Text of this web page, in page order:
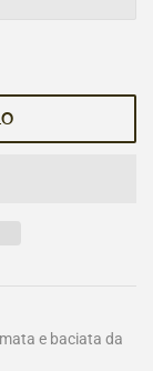
e baciata da